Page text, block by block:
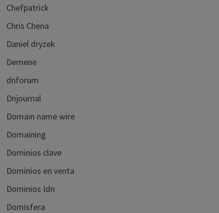
Chefpatrick
Chris Chena
Daniel dryzek
Demene
dnforum
Dnjournal
Domain name wire
Domaining
Dominios clave
Dominios en venta
Dominios Idn
Domisfera